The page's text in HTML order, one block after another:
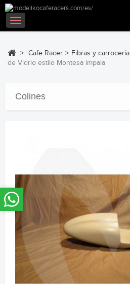
Navegación
Toggle
> Cafe Racer > Fibras y carrocería
de Vidrio estilo Montesa impala
Colines